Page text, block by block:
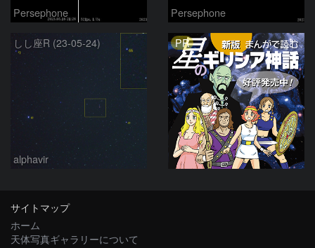
Persephone Persephone
しし座R (23-05-24)
alphavir
PR
サイトマップ
ホーム
天体写真ギャラリーについて